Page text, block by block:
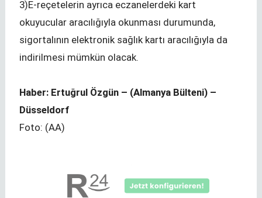
3)E-reçetelerin ayrıca eczanelerdeki kart
okuyucular aracılığıyla okunması durumunda,
sigortalının elektronik sağlık kartı aracılığıyla da
indirilmesi mümkün olacak.
Haber: Ertuğrul Özgün – (Almanya Bülteni) –
Düsseldorf
Foto: (AA)